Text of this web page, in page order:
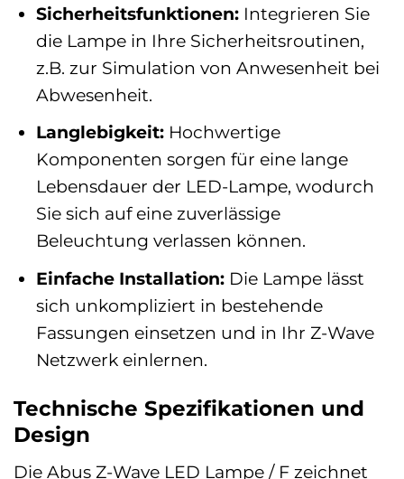
Sicherheitsfunktionen:Integrieren Sie
die Lampe in Ihre Sicherheitsroutinen,
z.B. zur Simulation von Anwesenheit bei
Abwesenheit.
Langlebigkeit:Hochwertige
Komponenten sorgen für eine lange
Lebensdauer der LED-Lampe, wodurch
Sie sich auf eine zuverlässige
Beleuchtung verlassen können.
Einfache Installation:Die Lampe lässt
sich unkompliziert in bestehende
Fassungen einsetzen und in Ihr Z-Wave
Netzwerk einlernen.
Technische Spezifikationen und
Design
Die Abus Z-Wave LED Lampe / F zeichnet